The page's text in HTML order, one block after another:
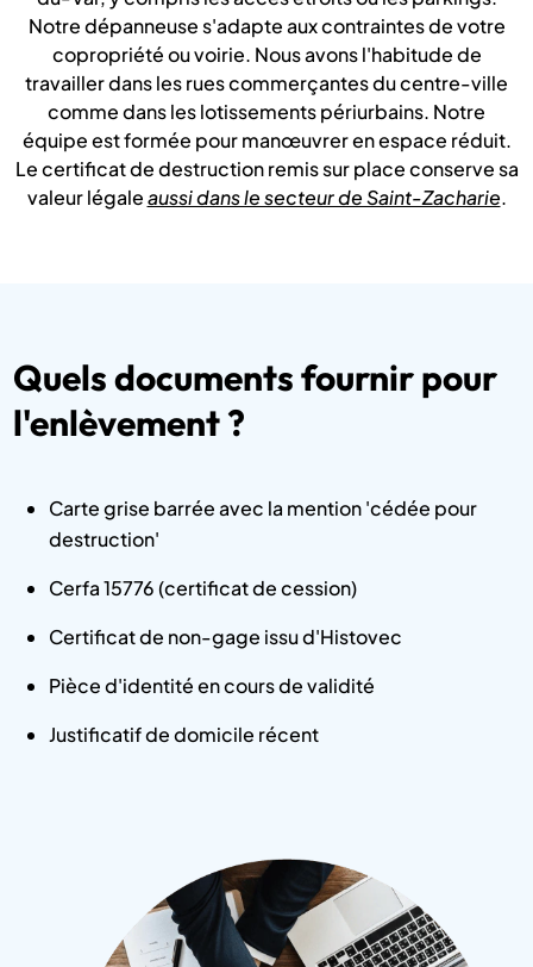
Notre dépanneuse s'adapte aux contraintes de votre
copropriété ou voirie. Nous avons l'habitude de
travailler dans les rues commerçantes du centre-ville
comme dans les lotissements périurbains. Notre
équipe est formée pour manœuvrer en espace réduit.
Le certificat de destruction remis sur place conserve sa
valeur légaleaussi dans le secteur de Saint-Zacharie.
Quels documents fournir pour
l'enlèvement ?
Carte grise barrée avec la mention 'cédée pour
destruction'
Cerfa 15776 (certificat de cession)
Certificat de non-gage issu d'Histovec
Pièce d'identité en cours de validité
Justificatif de domicile récent